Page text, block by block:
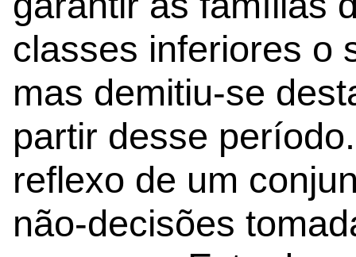
classes inferiores o
mas demitiu-se
partir desse
reflexo de um
não-decisões